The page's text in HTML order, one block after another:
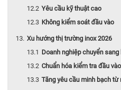
Yêu cầu kỹ thuật cao
Không kiểm soát đầu vào
Xu hướng thị trường inox 2026
Doanh nghiệp chuyển
Chuẩn hóa kiểm tra đầu vào
Tăng yêu cầu minh bạch từ